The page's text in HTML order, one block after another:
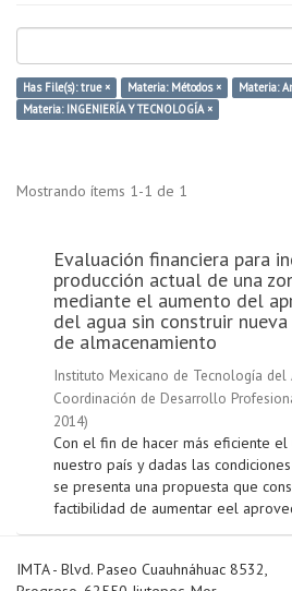
Has File(s): true × Materia: Métodos ×
Materia:
Materia: INGENIERÍA Y TECNOLOGÍA ×
Mostrando ítems 1-1 de 1
Evaluación financiera para
producción actual de una
mediante el aumento del
del agua sin construir
de almacenamiento
Instituto Mexicano de Tecnología del
Coordinación de Desarrollo
2014)
Con el fin de hacer más eficiente el
nuestro país y dadas las
se presenta una propuesta que
factibilidad de aumentar eel
IMTA - Blvd. Paseo Cuauhnáhuac 8532,